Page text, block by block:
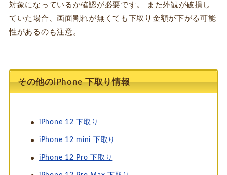
対象になっているか確認が必要です。 また外観が破損し
ていた場合、画面割れが無くても下取り金額が下がる可能
性があるのも注意。
その他のiPhone 下取り情報
iPhone 12 下取り
iPhone 12 mini 下取り
iPhone 12 Pro 下取り